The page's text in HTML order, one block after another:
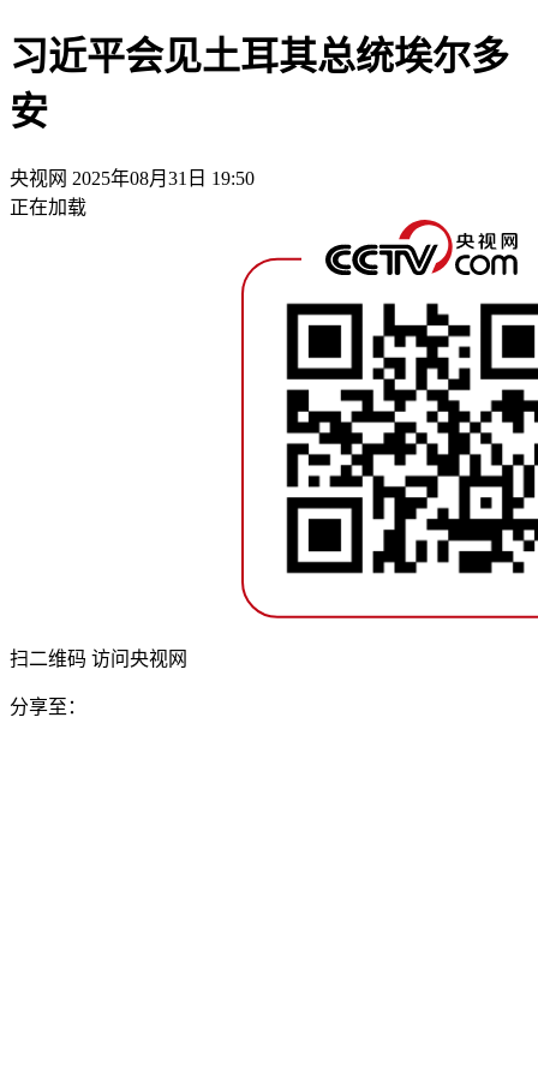
习近平会见土耳其总统埃尔多
安
央视网 2025年08月31日 19:50
正在加载
扫二维码 访问央视网
分享至：